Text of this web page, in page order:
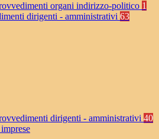
organi indirizzo-politico 1
dirigenti - amministrativi 63
dirigenti - amministrativi 40